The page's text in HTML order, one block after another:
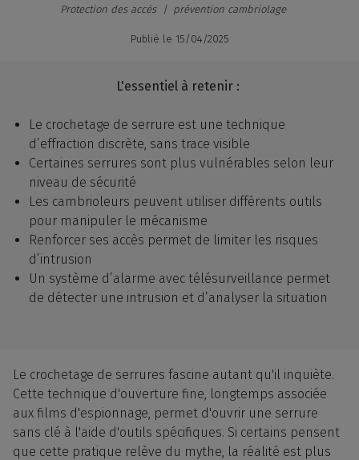
Protection des accès
prévention cambriolage
Publié le 15/04/2025
L'essentiel à retenir :
Le crochetage de serrure est une technique
d’effraction discrète, sans trace visible
Certaines serrures sont plus vulnérables selon leur
niveau de sécurité
Les cambrioleurs peuvent utiliser différents outils
pour manipuler le mécanisme
Renforcer ses accès permet de limiter les risques
d’intrusion
Un système d’alarme avec télésurveillance permet
de détecter une intrusion et d’analyser la situation
Le crochetage de serrures fascine autant qu'il inquiète.
Cette technique d'ouverture fine, longtemps associée
aux films d'espionnage, permet d'ouvrir une serrure
sans clé à l'aide d'outils spécifiques. Si certains pensent
que cette pratique relève du mythe, la réalité est plus